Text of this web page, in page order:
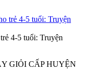
4-5 tuổi: Truyện
GIỎI CẤP HUYỆN